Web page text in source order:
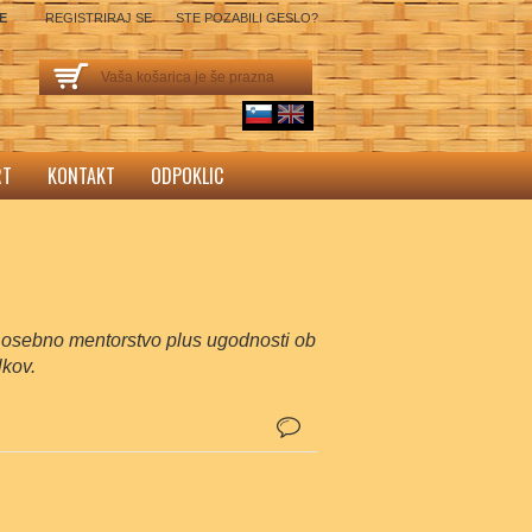
sl English
REGISTRIRAJ SE STE POZABILI GESLO?
Vaša košarica je še prazna
KONTAKT ODPOKLIC
mentorstvo plus ugodnosti ob